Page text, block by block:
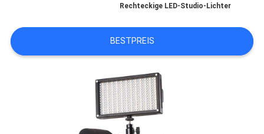
NACHRICHTEN
Rechteckige LED-Studio-Lichter
BESTPREIS